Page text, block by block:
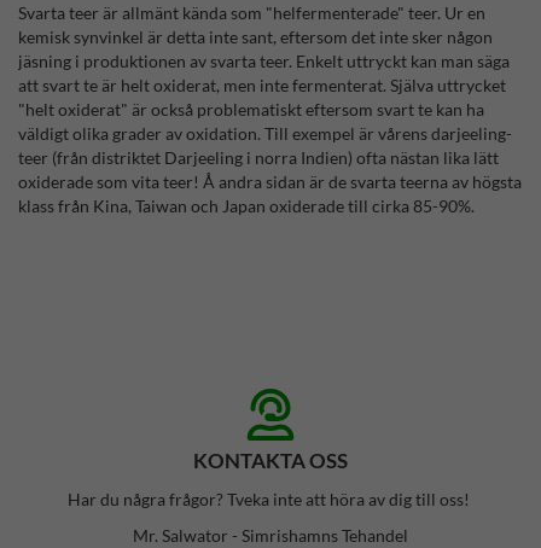
Svarta teer är allmänt kända som "helfermenterade" teer. Ur en
kemisk synvinkel är detta inte sant, eftersom det inte sker någon
jäsning i produktionen av svarta teer. Enkelt uttryckt kan man säga
att svart te är helt oxiderat, men inte fermenterat. Själva uttrycket
"helt oxiderat" är också problematiskt eftersom svart te kan ha
väldigt olika grader av oxidation. Till exempel är vårens darjeeling-
teer (från distriktet Darjeeling i norra Indien) ofta nästan lika lätt
oxiderade som vita teer! Å andra sidan är de svarta teerna av högsta
klass från Kina, Taiwan och Japan oxiderade till cirka 85-90%.
KONTAKTA OSS
Har du några frågor? Tveka inte att höra av dig till oss!
Mr. Salwator - Simrishamns Tehandel